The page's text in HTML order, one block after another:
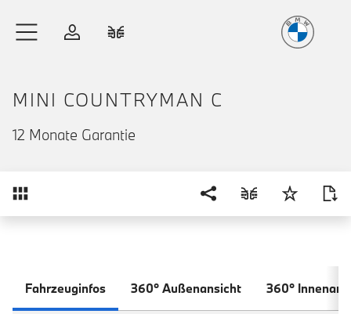
Anmelden
MINI COUNTRYMAN C
12 Monate Garantie
Fahrzeuginfos 360° Außenansicht 360°